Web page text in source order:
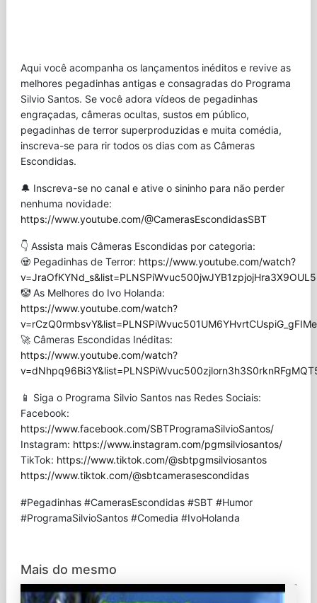
Aqui você acompanha os lançamentos inéditos e revive as
melhores pegadinhas antigas e consagradas do Programa
Silvio Santos. Se você adora vídeos de pegadinhas
engraçadas, câmeras ocultas, sustos em público,
pegadinhas de terror superproduzidas e muita comédia,
inscreva-se para rir todos os dias com as Câmeras
Escondidas.
🔔 Inscreva-se no canal e ative o sininho para não perder
nenhuma novidade:
https://www.youtube.com/@CamerasEscondidasSBT
👇 Assista mais Câmeras Escondidas por categoria:
🧟 Pegadinhas de Terror: https://www.youtube.com/watch?
v=JraOfKYNd_s&list=PLNSPiWvuc500jwJYB1zpjojHra3X9OUL5
🤡 As Melhores do Ivo Holanda:
https://www.youtube.com/watch?
🚀 Câmeras Escondidas Inéditas:
https://www.youtube.com/watch?
📱 Siga o Programa Silvio Santos nas Redes Sociais:
Facebook:
https://www.facebook.com/SBTProgramaSilvioSantos/
Instagram: https://www.instagram.com/pgmsilviosantos/
TikTok: https://www.tiktok.com/@sbtpgmsilviosantos
https://www.tiktok.com/@sbtcamerasescondidas
#Pegadinhas #CamerasEscondidas #SBT #Humor
#ProgramaSilvioSantos #Comedia #IvoHolanda
Mais do mesmo